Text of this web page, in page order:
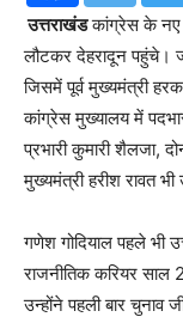
उत्तराखंडकांग्रेस के नए
लौटकर देहरादून पहुंचे।
जिसमें पूर्व मुख्यमंत्री
कांग्रेस मुख्यालय में
प्रभारी कुमारी शैलजा,
मुख्यमंत्री हरीश रावत
गणेश गोदियाल पहले भी
राजनीतिक करियर
उन्होंने पहली बार चुनाव